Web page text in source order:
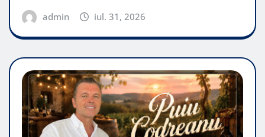
admin iul. 31, 2026